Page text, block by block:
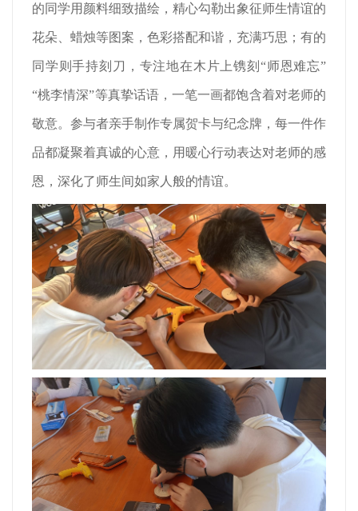
的同学用颜料细致描绘，精心勾勒出象征师生情谊的
花朵、蜡烛等图案，色彩搭配和谐，充满巧思；有的
同学则手持刻刀，专注地在木片上镌刻“师恩难忘”
“桃李情深”等真挚话语，一笔一画都饱含着对老师的
敬意。参与者亲手制作专属贺卡与纪念牌，每一件作
品都凝聚着真诚的心意，用暖心行动表达对老师的感
恩，深化了师生间如家人般的情谊。